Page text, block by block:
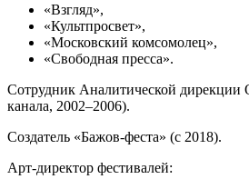
«Взгляд»,
«Культпросвет»,
«Московский комсомолец»,
«Свободная пресса».
Сотрудник Аналитической
канала, 2002–2006).
Создатель «Бажов-феста» (с 2018).
Арт-директор фестивалей: